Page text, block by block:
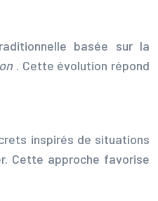
basée sur la
. Cette évolution répond
inspirés de situations
Cette approche favorise